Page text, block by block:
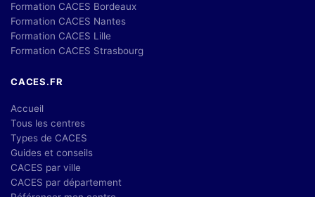
Formation CACES Bordeaux
Formation CACES Nantes
Formation CACES Lille
Formation CACES Strasbourg
CACES.FR
Accueil
Tous les centres
Types de CACES
Guides et conseils
CACES par ville
CACES par département